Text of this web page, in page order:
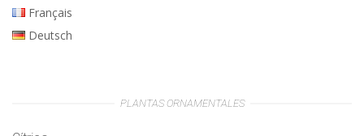
Français
Deutsch
PLANTAS ORNAMENTALES